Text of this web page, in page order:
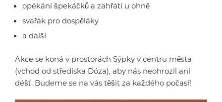
opékání špekáčků a zahřátí u ohně
svařák pro dospěláky
a další
Akce se koná v prostorách Sýpky v centru města
(vchod od střediska Dóza), aby nás neohrozil ani
déšť. Budeme se na vás těšit za každého počasí!